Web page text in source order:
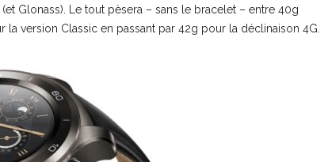
Glonass). Le tout pèsera – sans le bracelet – entre 40g
version Classic en passant par 42g pour la déclinaison 4G.